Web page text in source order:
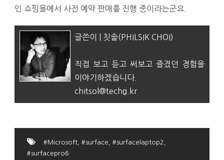
인 쇼핑몰에서 사전 예약 판매를 진행 중이라는군요.
글쓴이 | 칫솔(PHILSIK CHOI)
직접 보고 듣고 써보고 즐겼던 경험을
이야기하겠습니다.
chitsol@techg.kr
#Microsoft #surface #surfacelaptop2
#surfacepro6